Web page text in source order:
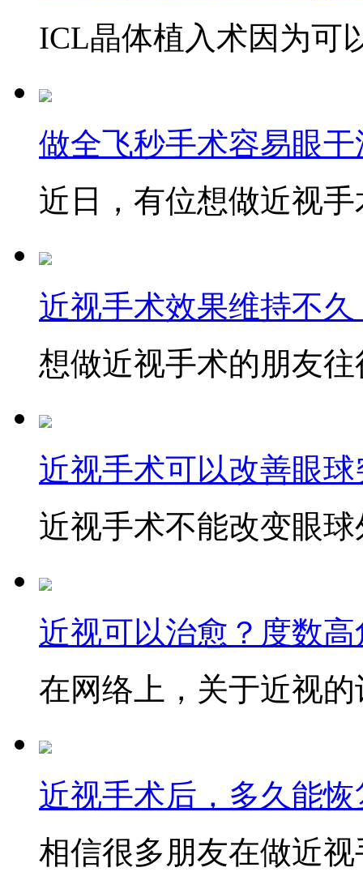
ICL晶体植入术因为可
做全飞秒手术容易眼
近日，有位想做近视
近视手术效果维持不
想做近视手术的朋友
近视手术可以改善眼
近视手术不能改变眼
近视可以治愈？度数
在网络上，关于近视
近视手术后，多久能
相信很多朋友在做近